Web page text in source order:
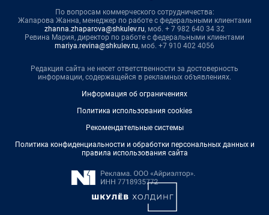
По вопросам коммерческого сотрудничества:
Жапарова Жанна, менеджер по работе с федеральными клиентами
zhanna.zhaparova@shkulev.ru, моб. + 7 982 640 34 32
Ревина Мария, директор по работе с федеральными клиентами
mariya.revina@shkulev.ru, моб. +7 910 402 4056
Редакция сайта не несет ответственности за достоверность
информации, содержащейся в рекламных объявлениях.
Информация об ограничениях
Политика использования cookies
Рекомендательные системы
Политика конфиденциальности и обработки персональных данных и
правила использования сайта